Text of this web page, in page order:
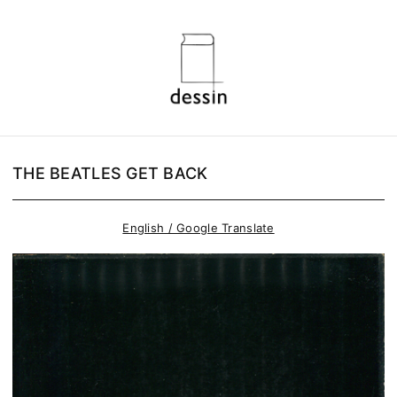
THE BEATLES GET BACK
English / Google Translate